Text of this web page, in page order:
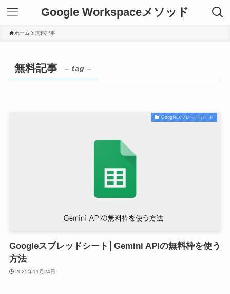
Google Workspaceメソッド
ホーム 無料記事
無料記事 – tag –
Googleスプレッドシート
Googleスプレッドシート│Gemini APIの無料枠を使う
方法
2025年11月24日